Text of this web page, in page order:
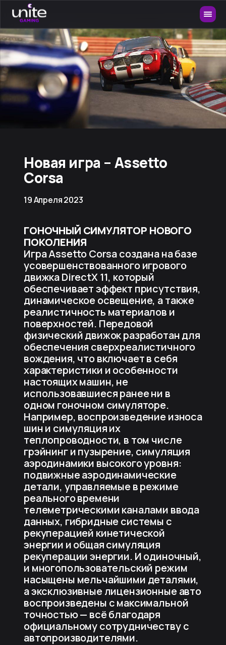
Новая игра – Assetto
Corsa
19 Апреля 2023
ГОНОЧНЫЙ СИМУЛЯТОР НОВОГО
ПОКОЛЕНИЯ
Игра Assetto Corsa создана на базе
усовершенствованного игрового
движка DirectX 11, который
обеспечивает эффект присутствия,
динамическое освещение, а также
реалистичность материалов и
поверхностей. Передовой
физический движок разработан для
обеспечения сверхреалистичного
вождения, что включает в себя
характеристики и особенности
настоящих машин, не
использовавшиеся ранее ни в
одном гоночном симуляторе.
Например, воспроизведение износа
шин и симуляция их
теплопроводности, в том числе
грэйнинг и пузырение, симуляция
аэродинамики высокого уровня:
подвижные аэродинамические
детали, управляемые в режиме
реального времени
телеметрическими каналами ввода
данных, гибридные системы с
рекуперацией кинетической
энергии и общая симуляция
рекуперации энергии. И одиночный,
и многопользовательский режим
насыщены мельчайшими деталями,
а эксклюзивные лицензионные авто
воспроизведены с максимальной
точностью — всё благодаря
официальному сотрудничеству с
автопроизводителями.